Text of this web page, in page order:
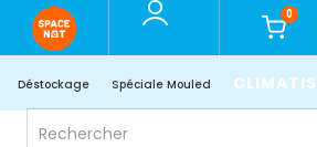
0
Déstockage Spéciale Mouled